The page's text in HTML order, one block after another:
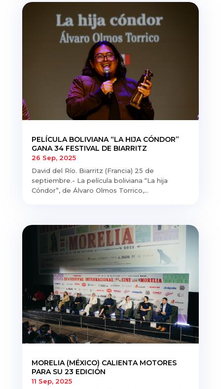
PELÍCULA BOLIVIANA “LA HIJA CÓNDOR”
GANA 34 FESTIVAL DE BIARRITZ
26 Sep, 2025
David del Río. Biarritz (Francia) 25 de
septiembre.- La película boliviana “La hija
Cóndor”, de Álvaro Olmos Torrico,...
MORELIA (MÉXICO) CALIENTA MOTORES
PARA SU 23 EDICIÓN
11 Sep, 2025